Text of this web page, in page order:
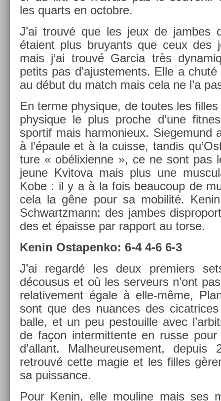
les quarts en oc­tob­re.
J’ai trouvé que les jeux de jam­bes
étaient plus bruyants que ceux des
mais j’ai trouvé Gar­cia très
petits pas d’ajus­te­ments. Elle a chuté
au début du match mais cela ne l’a
En terme physique, de toutes les
physique le plus pro­che d’une
spor­tif mais har­monieux. Siegemund
à l’épaule et à la cuis­se, tan­dis
ture « ob­élixien­ne », ce ne sont pas
jeune Kvitova mais plus une
Kobe : il y a à la fois be­aucoup de
cela la gêne pour sa mobilité.
Schwartzmann: des jam­bes
des et épais­se par rap­port au torse.
Kenin Os­tapen­ko: 6-4 4-6 6-3
J’ai re­gardé les deux pre­mi­ers
décousus et où les ser­veurs n’ont
re­lative­ment égale à elle-même,
sont que des nuan­ces des
balle, et un peu pes­touil­le avec
de façon in­ter­mitten­te en russe
d’al­lant. Mal­heureuse­ment, de­puis
retro­uvé cette magie et les fil­les
sa puis­sance.
Pour Kenin, elle mouline mais ses